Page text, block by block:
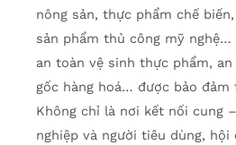
nông sản, thực phẩm chế
sản phẩm thủ công mỹ nghệ…
an toàn vệ sinh thực phẩm,
gốc hàng hoá… được bảo đảm
Không chỉ là nơi kết nối cung
nghiệp và người tiêu dùng,